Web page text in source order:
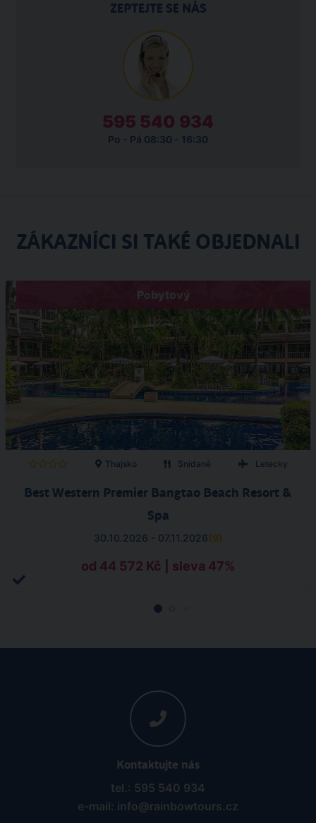
ZEPTEJTE SE NÁS
595 540 934
Po - Pá 08:30 - 16:30
ZÁKAZNÍCI SI TAKÉ OBJEDNALI
Pobytový
Thajsko Snídaně Letecky
Best Western Premier Bangtao Beach Resort &
Spa
30.10.2026 - 07.11.2026(9)
od 44 572 Kč | sleva 47%
Kontaktujte nás
tel.: 595 540 934
e-mail: info@rainbowtours.cz